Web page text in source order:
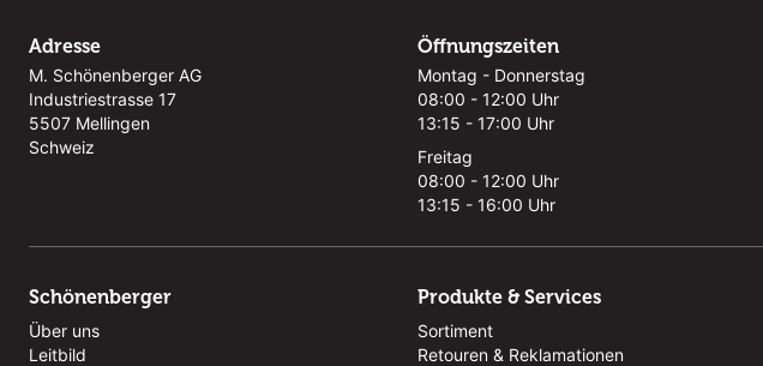
Adresse
M. Schönenberger AG
Industriestrasse 17
5507 Mellingen
Schweiz
Öffnungszeiten
Montag - Donnerstag
08:00 - 12:00 Uhr
13:15 - 17:00 Uhr
Freitag
08:00 - 12:00 Uhr
13:15 - 16:00 Uhr
Schönenberger
Über uns
Leitbild
Produkte & Services
Sortiment
Retouren & Reklamationen